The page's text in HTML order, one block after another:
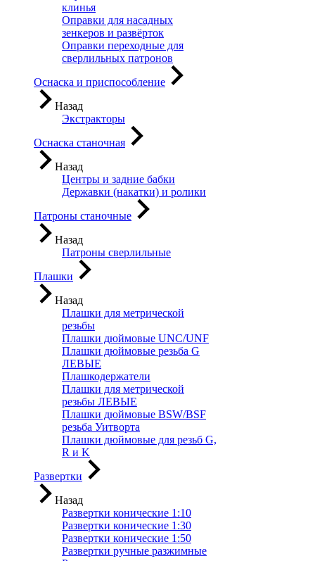
клинья
Оправки для насадных
зенкеров и развёрток
Оправки переходные для
сверлильных патронов
Оснаска и приспособление
Назад
Экстракторы
Оснаска станочная
Назад
Центры и задние бабки
Державки (накатки) и ролики
Патроны станочные
Назад
Патроны сверлильные
Плашки
Назад
Плашки для метрической
резьбы
Плашки дюймовые UNC/UNF
Плашки дюймовые резьба G
ЛЕВЫЕ
Плашкодержатели
Плашки для метрической
резьбы ЛЕВЫЕ
Плашки дюймовые BSW/BSF
резьба Уитворта
Плашки дюймовые для резьб G,
R и K
Развертки
Назад
Развертки конические 1:10
Развертки конические 1:30
Развертки конические 1:50
Развертки ручные разжимные